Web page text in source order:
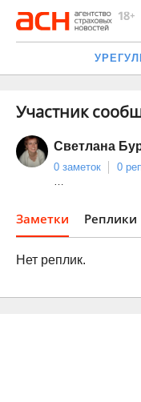
Участник
Светлана
0 заметок
0
…
Заметки Реплики
Нет реплик.